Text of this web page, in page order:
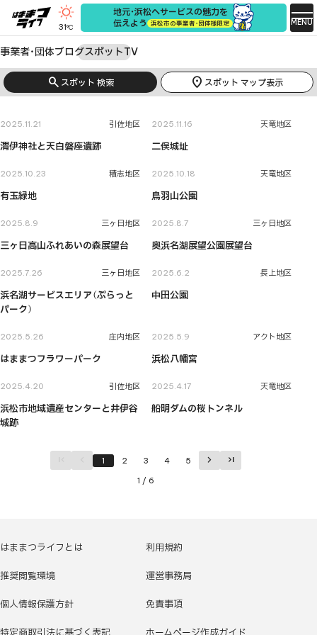
31°C
地元・浜松へサービスの魅力を
伝えよう 浜松市の事業者・団体様限定 MENU
事業者・団体ブログスポットTV
search スポット 検索 location_on スポット マップ表示
2025.11.21 引佐地区
渭伊神社と天白磐座遺跡
2025.11.16 天竜地区
二俣城址
2025.10.23 積志地区
有玉緑地
2025.10.18 天竜地区
鳥羽山公園
2025.8.9 三ヶ日地区
三ヶ日高山ふれあいの森展望台
2025.8.7 三ヶ日地区
奥浜名湖展望公園展望台
2025.7.26 三ヶ日地区
浜名湖サービスエリア（ぷらっと
パーク）
2025.6.2 長上地区
中田公園
2025.5.26 庄内地区
はままつフラワーパーク
2025.5.9 アクト地区
浜松八幡宮
2025.4.20 引佐地区
浜松市地域遺産センターと井伊谷
城跡
2025.4.17 天竜地区
船明ダムの桜トンネル
1 2 3 4 5 chevron_right last_page
1 / 6
はままつライフとは 利用規約
推奨閲覧環境 運営事務局
個人情報保護方針 免責事項
特定商取引法に基づく表記 ホームページ作成ガイド